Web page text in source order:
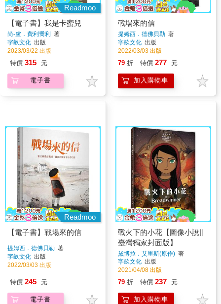
Readmoo
【電子書】我是卡蜜兒
尚-盧．費利喬利
著
字畝文化 出版
2023/03/22 出版
特價 315 元
電子書
戰場來的信
提姆西．德佛貝勒 著
字畝文化 出版
2022/03/03 出版
79 折 特價 277 元
加入購物車
Readmoo
【電子書】戰場來的信
提姆西．德佛貝勒 著
字畝文化 出版
2022/03/03 出版
特價 245 元
電子書
戰火下的小花【圖像小說∥
臺灣獨家封面版】
黛博拉．艾里斯(原作) 著
字畝文化 出版
2021/04/08 出版
79 折 特價 237 元
加入購物車